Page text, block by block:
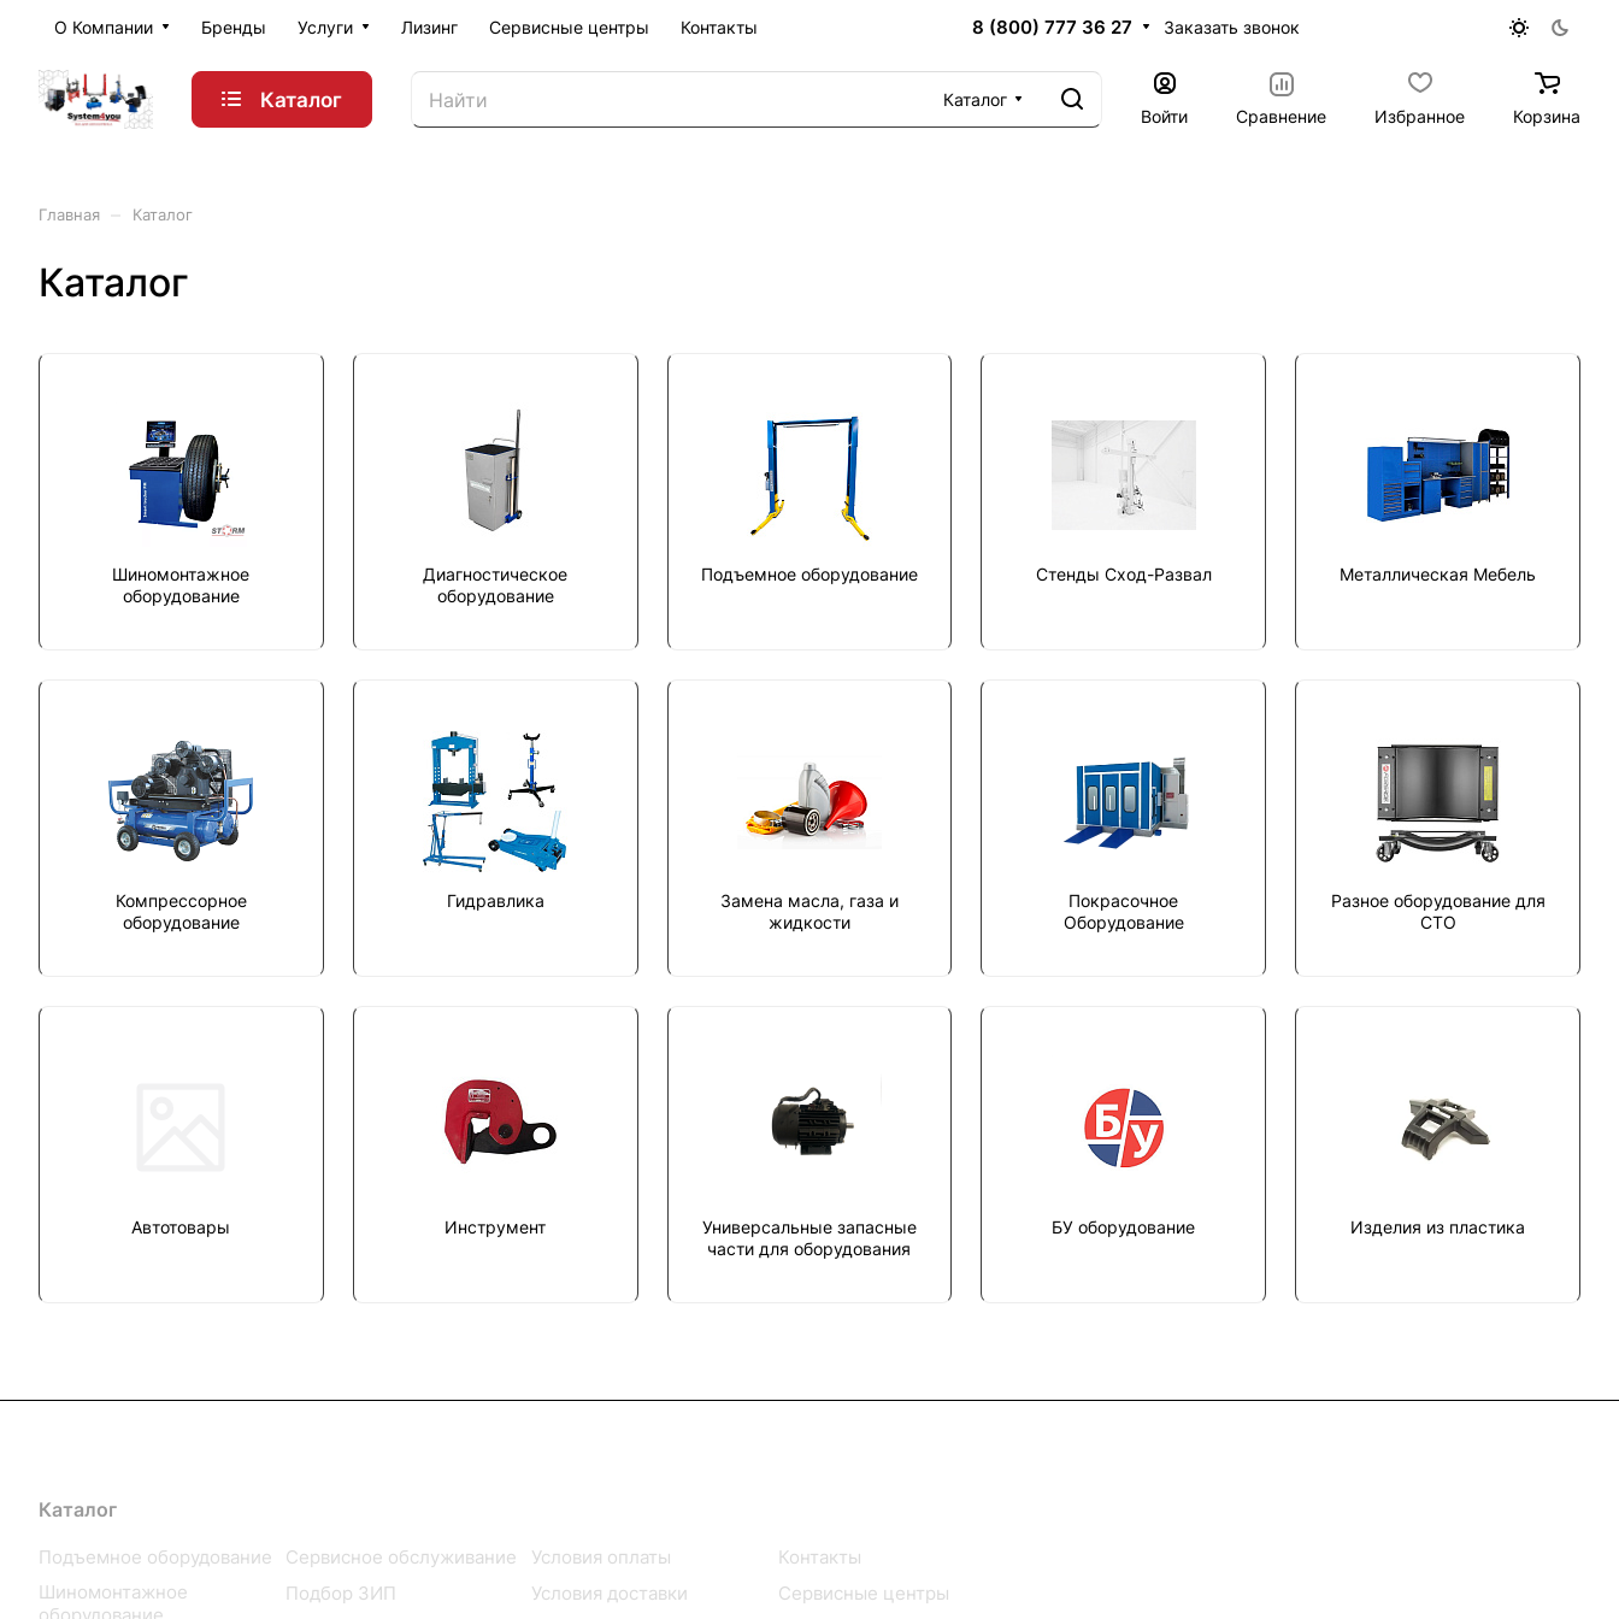
О Компании Бренды Услуги Лизинг Сервисные центры Контакты 8 (800) 777 36 27 Заказать звонок
Каталог
Каталог
Войти
Сравнение Избранное Корзина
Главная Каталог
Каталог
Шиномонтажное
оборудование
Диагностическое
оборудование
Подъемное оборудование Стенды Сход-Развал Металлическая Мебель
Компрессорное
оборудование
Гидравлика
Замена масла, газа и
жидкости
Покрасочное
Оборудование
Разное оборудование для
СТО
Автотовары Инструмент
Универсальные запасные
части для оборудования
БУ оборудование Изделия из пластика
Каталог
Подъемное оборудование
Шиномонтажное
Сервисное обслуживание
Подбор ЗИП
Условия оплаты
Условия доставки
Контакты
Сервисные центры